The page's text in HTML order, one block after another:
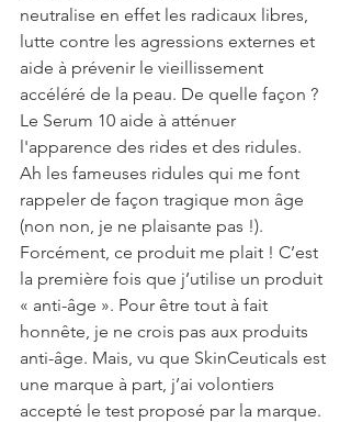
neutralise en effet les radicaux libres,
lutte contre les agressions externes et
aide à prévenir le vieillissement
accéléré de la peau. De quelle façon ?
Le Serum 10 aide à atténuer
l'apparence des rides et des ridules.
Ah les fameuses ridules qui me font
rappeler de façon tragique mon âge
(non non, je ne plaisante pas !).
Forcément, ce produit me plait ! C’est
la première fois que j’utilise un produit
« anti-âge ». Pour être tout à fait
honnête, je ne crois pas aux produits
anti-âge. Mais, vu que SkinCeuticals est
une marque à part, j’ai volontiers
accepté le test proposé par la marque.